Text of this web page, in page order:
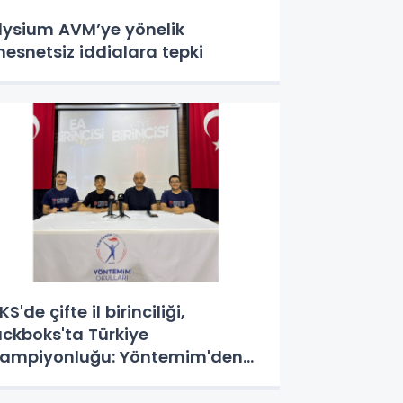
AVM’ye yönelik
iddialara tepki
çifte il birinciliği,
Türkiye
Yöntemim'den